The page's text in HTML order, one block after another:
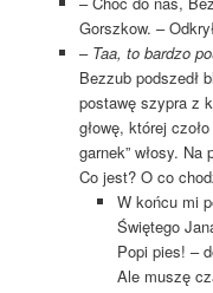
Gorszkow. –
– Taa, to bardzo
Bezzub podszedł
postawę szypra z
głowę, której
garnek” włosy. Na
Co jest? O co
W końcu mi
Świętego
Popi pies! –
Ale muszę